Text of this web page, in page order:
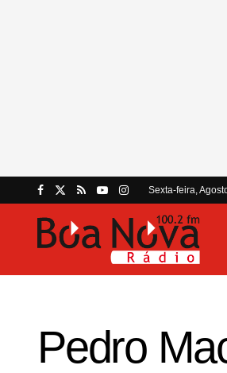
Sexta-feira,
Pedro